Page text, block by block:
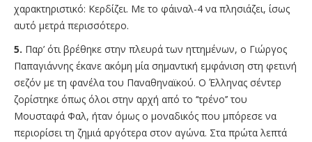
χαρακτηριστικό: Κερδίζει. Με το φάιναλ-4 να πλησιάζει, ίσως
αυτό μετρά περισσότερο.
5. Παρ’ ότι βρέθηκε στην πλευρά των ηττημένων, ο Γιώργος
Παπαγιάννης έκανε ακόμη μία σημαντική εμφάνιση στη φετινή
σεζόν με τη φανέλα του Παναθηναϊκού. Ο Έλληνας σέντερ
ζορίστηκε όπως όλοι στην αρχή από το ‘’τρένο’’ του
Μουσταφά Φαλ, ήταν όμως ο μοναδικός που μπόρεσε να
περιορίσει τη ζημιά αργότερα στον αγώνα. Στα πρώτα λεπτά